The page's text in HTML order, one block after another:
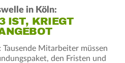
in Köln:
IST, KRIEGT
Tausende Mitarbeiter müssen
den Fristen und